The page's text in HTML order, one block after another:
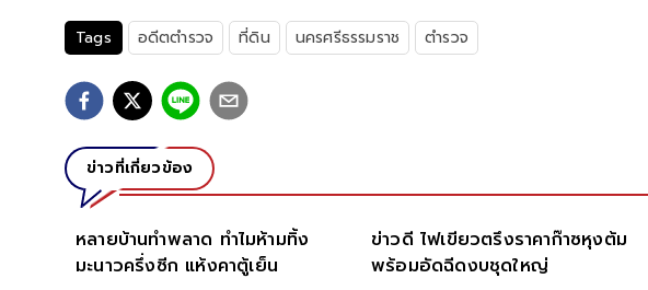
Tags อดีตตำรวจ ที่ดิน นครศรีธรรมราช ตำรวจ
ข่าวที่เกี่ยวข้อง
หลายบ้านทำพลาด ทำไมห้ามทิ้ง
มะนาวครึ่งซีก แห้งคาตู้เย็น
ข่าวดี ไฟเขียวตรึงราคาก๊าซหุงต้ม
พร้อมอัดฉีดงบชุดใหญ่